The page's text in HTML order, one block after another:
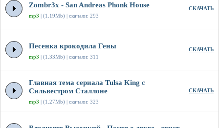
Zombr3x - San Andreas Phonk House
mp3 | (1.19Mb) | скачали: 293
СКАЧАТЬ
Песенка крокодила Гены
mp3 | (1.33Mb) | скачали: 311
СКАЧАТЬ
Главная тема сериала Tulsa King с
Сильвестром Сталлоне
mp3 | (1.27Mb) | скачали: 323
СКАЧАТЬ